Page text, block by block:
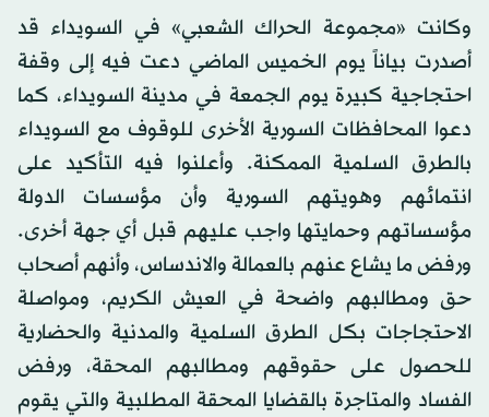
وكانت «مجموعة الحراك الشعبي» في السويداء قد
أصدرت بياناً يوم الخميس الماضي دعت فيه إلى وقفة
احتجاجية كبيرة يوم الجمعة في مدينة السويداء، كما
دعوا المحافظات السورية الأخرى للوقوف مع السويداء
بالطرق السلمية الممكنة. وأعلنوا فيه التأكيد على
انتمائهم وهويتهم السورية وأن مؤسسات الدولة
مؤسساتهم وحمايتها واجب عليهم قبل أي جهة أخرى.
ورفض ما يشاع عنهم بالعمالة والاندساس، وأنهم أصحاب
حق ومطالبهم واضحة في العيش الكريم، ومواصلة
الاحتجاجات بكل الطرق السلمية والمدنية والحضارية
للحصول على حقوقهم ومطالبهم المحقة، ورفض
الفساد والمتاجرة بالقضايا المحقة المطلبية والتي يقوم